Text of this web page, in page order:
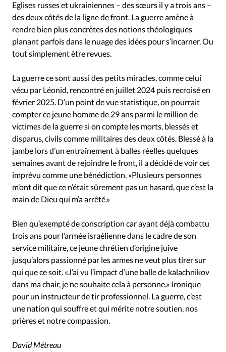
Eglises russes et ukrainiennes – des sœurs il y a trois ans –
des deux côtés de la ligne de front. La guerre amène à
rendre bien plus concrètes des notions théologiques
planant parfois dans le nuage des idées pour s’incarner. Ou
tout simplement être revues.
La guerre ce sont aussi des petits miracles, comme celui
vécu par Léonid, rencontré en juillet 2024 puis recroisé en
février 2025. D’un point de vue statistique, on pourrait
compter ce jeune homme de 29 ans parmi le million de
victimes de la guerre si on compte les morts, blessés et
disparus, civils comme militaires des deux côtés. Blessé à la
jambe lors d’un entraînement à balles réelles quelques
semaines avant de rejoindre le front, il a décidé de voir cet
imprévu comme une bénédiction. «Plusieurs personnes
m’ont dit que ce n’était sûrement pas un hasard, que c’est la
main de Dieu qui m’a arrêté.»
Bien qu’exempté de conscription car ayant déjà combattu
trois ans pour l’armée israélienne dans le cadre de son
service militaire, ce jeune chrétien d’origine juive
jusqu’alors passionné par les armes ne veut plus tirer sur
qui que ce soit. «J’ai vu l’impact d’une balle de kalachnikov
dans ma chair, je ne souhaite cela à personne.» Ironique
pour un instructeur de tir professionnel. La guerre, c’est
une nation qui souffre et qui mérite notre soutien, nos
prières et notre compassion.
David Métreau